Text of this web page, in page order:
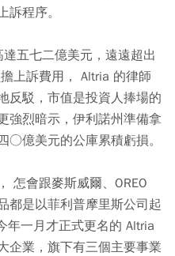
程序。
五七二億美元，遠遠超出
上訴費用， Altria 的律師
反駁，市值是投資人捧場的
強烈暗示，伊利諾州準備拿
億美元的公庫累積虧損。
怎會跟麥斯威爾、OREO
都是以菲利普摩里斯公司起
年一月才正式更名的 Altria
企業，旗下有三個主要事業